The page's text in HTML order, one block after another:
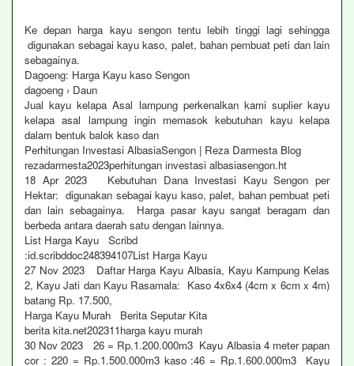
Ke depan harga kayu sengon tentu lebih tinggi lagi sehingga
digunakan sebagai kayu kaso, palet, bahan pembuat peti dan lain
sebagainya.
Dagoeng: Harga Kayu kaso Sengon
dagoeng › Daun
Jual kayu kelapa Asal lampung perkenalkan kami suplier kayu
kelapa asal lampung ingin memasok kebutuhan kayu kelapa
dalam bentuk balok kaso dan
Perhitungan Investasi AlbasiaSengon | Reza Darmesta Blog
rezadarmesta2023perhitungan investasi albasiasengon.ht
18 Apr 2023 Kebutuhan Dana Investasi Kayu Sengon per
Hektar: digunakan sebagai kayu kaso, palet, bahan pembuat peti
dan lain sebagainya. Harga pasar kayu sangat beragam dan
berbeda antara daerah satu dengan lainnya.
List Harga Kayu Scribd
:id.scribddoc248394107List Harga Kayu
27 Nov 2023 Daftar Harga Kayu Albasia, Kayu Kampung Kelas
2, Kayu Jati dan Kayu Rasamala: Kaso 4x6x4 (4cm x 6cm x 4m)
batang Rp. 17.500,
Harga Kayu Murah Berita Seputar Kita
berita kita.net202311harga kayu murah
30 Nov 2023 26 = Rp.1.200.000m3 Kayu Albasia 4 meter papan
cor : 220 = Rp.1.500.000m3 kaso :46 = Rp.1.600.000m3 Kayu